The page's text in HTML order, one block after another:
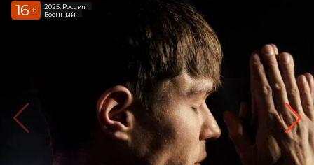
16 +
2025, Россия
Военный